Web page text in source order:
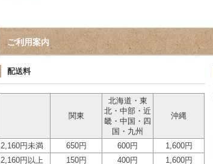
ご利用案内
配送料
関東
北海道・東
北・中部・近
畿・中国・四
国・九州
沖縄
2,160円未満 650円 600円
1,600円
2,160円以上
150円 400円 1,600円